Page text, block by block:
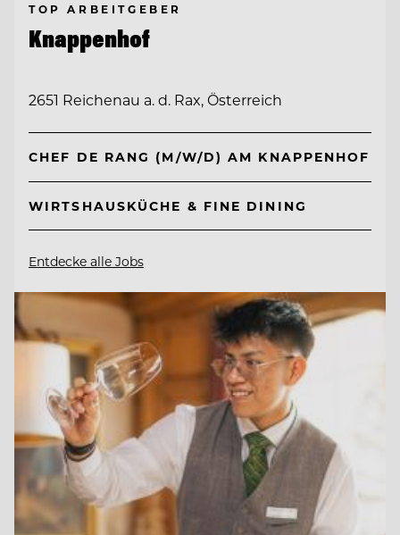
TOP ARBEITGEBER
Knappenhof
2651 Reichenau a. d. Rax, Österreich
CHEF DE RANG (M/W/D) AM KNAPPENHOF
WIRTSHAUSKÜCHE & FINE DINING
Entdecke alle Jobs